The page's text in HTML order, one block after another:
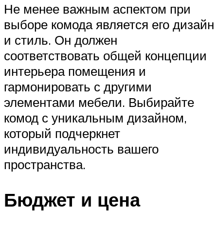
Не менее важным аспектом при
выборе комода является его дизайн
и стиль. Он должен
соответствовать общей концепции
интерьера помещения и
гармонировать с другими
элементами мебели. Выбирайте
комод с уникальным дизайном,
который подчеркнет
индивидуальность вашего
пространства.
Бюджет и цена